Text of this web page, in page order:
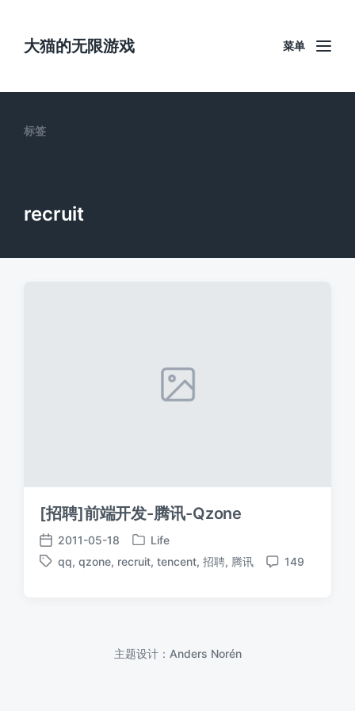
大猫的无限游戏 菜单
标签
recruit
[招聘]前端开发-腾讯-Qzone
发
布
2011-05-18
发
布
Life
标
qq, qzone, recruit, tencent, 招聘, 腾讯
评
149
主题设计： Anders Norén